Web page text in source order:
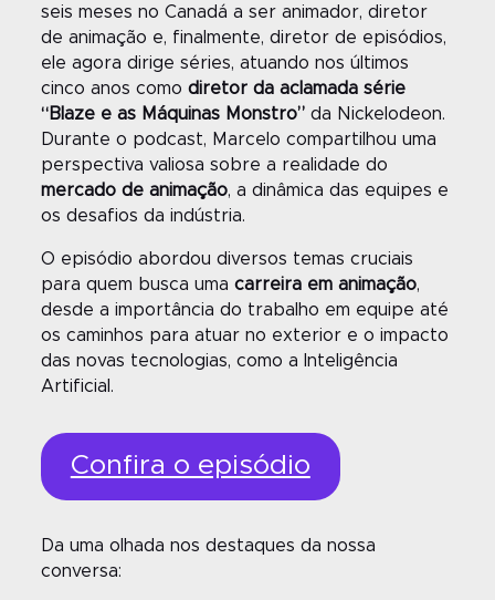
seis meses no Canadá a ser animador, diretor
de animação e, finalmente, diretor de episódios,
ele agora dirige séries, atuando nos últimos
cinco anos como diretor da aclamada série
“Blaze e as Máquinas Monstro” da Nickelodeon.
Durante o podcast, Marcelo compartilhou uma
perspectiva valiosa sobre a realidade do
mercado de animação, a dinâmica das equipes e
os desafios da indústria.
O episódio abordou diversos temas cruciais
para quem busca uma carreira em animação,
desde a importância do trabalho em equipe até
os caminhos para atuar no exterior e o impacto
das novas tecnologias, como a Inteligência
Artificial.
Confira o episódio
Da uma olhada nos destaques da nossa
conversa: